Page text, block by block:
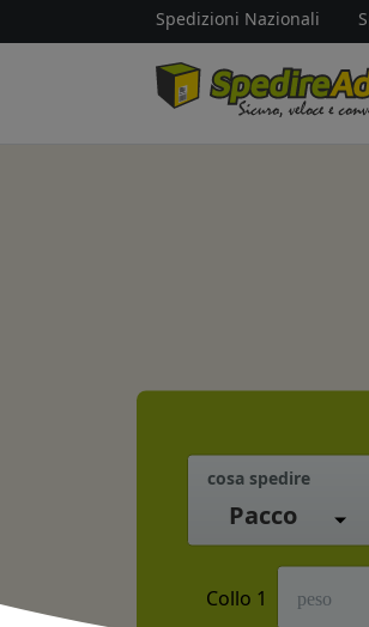
Spedizioni Nazionali
cosa spedire
Pacco
Collo 1